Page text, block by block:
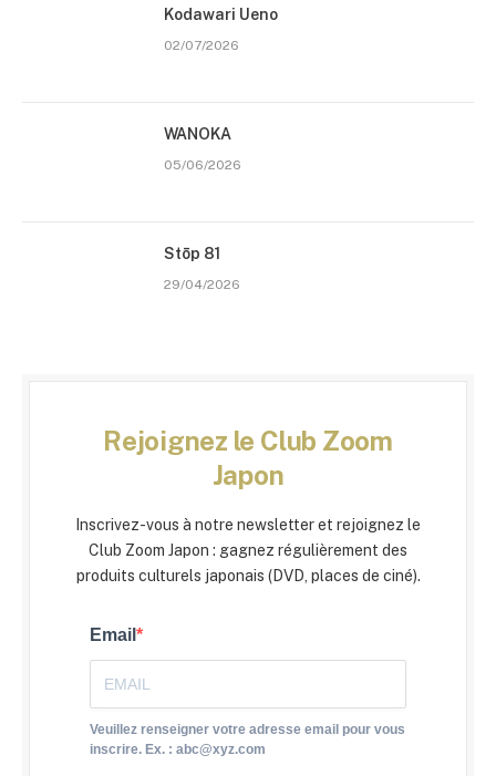
Kodawari Ueno
02/07/2026
WANOKA
05/06/2026
Stōp 81
29/04/2026
Rejoignez le Club Zoom
Japon
Inscrivez-vous à notre newsletter et rejoignez le
Club Zoom Japon : gagnez régulièrement des
produits culturels japonais (DVD, places de ciné).
Email
Veuillez renseigner votre adresse email pour vous
inscrire. Ex. : abc@xyz.com